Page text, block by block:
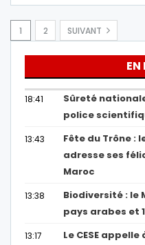
1 2 SUIVANT
EN
18:41
Sûreté
police
13:43
Fête du Trône :
adresse ses
Maroc
13:38
Biodiversité : le
pays arabes et
13:17
Le CESE